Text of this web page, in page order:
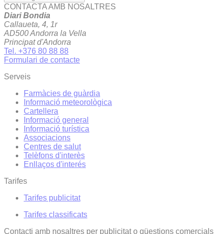
CONTACTA AMB NOSALTRES
Diari Bondia
Callaueta, 4, 1r
AD500 Andorra la Vella
Principat d'Andorra
Tel. +376 80 88 88
Formulari de contacte
Serveis
Farmàcies de guàrdia
Informació meteorològica
Cartellera
Informació general
Informació turística
Associacions
Centres de salut
Telèfons d'interès
Enllaços d'interés
Tarifes
Tarifes publicitat
Tarifes classificats
Contacti amb nosaltres per publicitat o qüestions comercials